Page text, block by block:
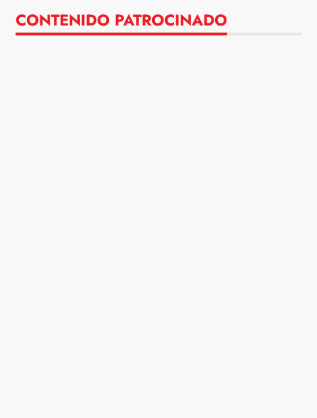
CONTENIDO PATROCINADO